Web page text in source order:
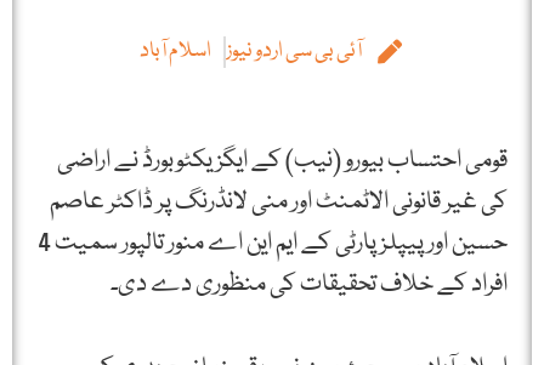
آئی بی سی اردو نیوز اسلام آباد
قومی احتساب بیورو (نیب) کے ایگزیکٹوبورڈ نے اراضی
کی غیر قانونی الاٹمنٹ اور منی لانڈرنگ پر ڈاکٹر عاصم
حسین اور پیپلزپارٹی کے ایم این اے منور تالپور سمیت 4
افراد کے خلاف تحقیقات کی منظوری دے دی۔